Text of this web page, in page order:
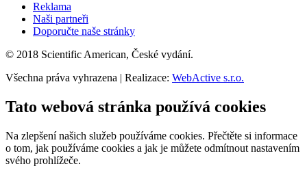
Reklama
Naši partneři
Doporučte naše stránky
© 2018 Scientific American, České vydání.
Všechna práva vyhrazena | Realizace: WebActive s.r.o.
Tato webová stránka používá cookies
Na zlepšení našich služeb používáme cookies. Přečtěte si informace
o tom, jak používáme cookies a jak je můžete odmítnout nastavením
svého prohlížeče.